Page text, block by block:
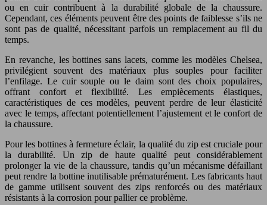
ou en cuir contribuent à la durabilité globale de la chaussure.
Cependant, ces éléments peuvent être des points de faiblesse s’ils ne
sont pas de qualité, nécessitant parfois un remplacement au fil du
temps.
En revanche, les bottines sans lacets, comme les modèles Chelsea,
privilégient souvent des matériaux plus souples pour faciliter
l’enfilage. Le cuir souple ou le daim sont des choix populaires,
offrant confort et flexibilité. Les empiècements élastiques,
caractéristiques de ces modèles, peuvent perdre de leur élasticité
avec le temps, affectant potentiellement l’ajustement et le confort de
la chaussure.
Pour les bottines à fermeture éclair, la qualité du zip est cruciale pour
la durabilité. Un zip de haute qualité peut considérablement
prolonger la vie de la chaussure, tandis qu’un mécanisme défaillant
peut rendre la bottine inutilisable prématurément. Les fabricants haut
de gamme utilisent souvent des zips renforcés ou des matériaux
résistants à la corrosion pour pallier ce problème.